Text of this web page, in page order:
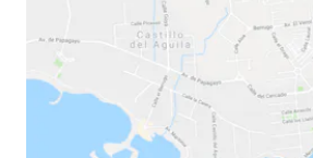
Krka Waterfalls National Park, Šibenik and